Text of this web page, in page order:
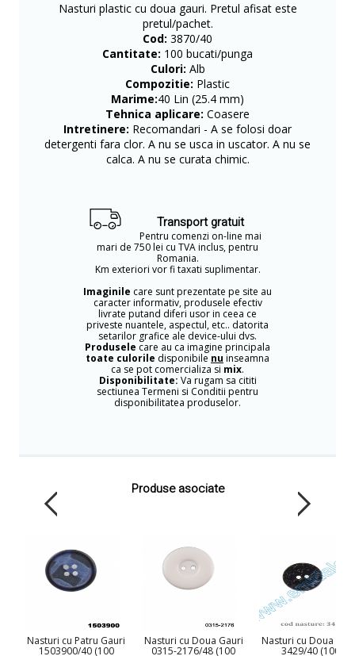
Nasturi plastic cu doua gauri. Pretul afisat este
pretul/pachet.
Cod: 3870/40
Cantitate: 100 bucati/punga
Culori: Alb
Compozitie: Plastic
Marime:40 Lin (25.4 mm)
Tehnica aplicare: Coasere
Intretinere: Recomandari - A se folosi doar
detergenti fara clor. A nu se usca in uscator. A nu se
calca. A nu se curata chimic.
Transport gratuit
Pentru comenzi on-line mai
mari de 750 lei cu TVA inclus, pentru
Romania.
Km exteriori vor fi taxati suplimentar.
Imaginile care sunt prezentate pe site au
caracter informativ, produsele efectiv
livrate putand diferi usor in ceea ce
priveste nuantele, aspectul, etc.. datorita
setarilor grafice ale device-ului dvs.
Produsele care au ca imagine principala
toate culorile disponibile nu inseamna
ca se pot comercializa si mix.
Disponibilitate: Va rugam sa cititi
sectiunea Termeni si Conditii pentru
disponibilitatea produselor.
Produse asociate
Nasturi cu Patru Gauri
1503900/40 (100
Nasturi cu Doua Gauri
0315-2176/48 (100
Nasturi cu Doua
3429/40 (100